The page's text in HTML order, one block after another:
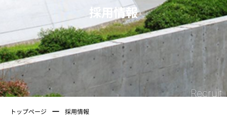
採用情報
Recruit
トップページ ー 採用情報